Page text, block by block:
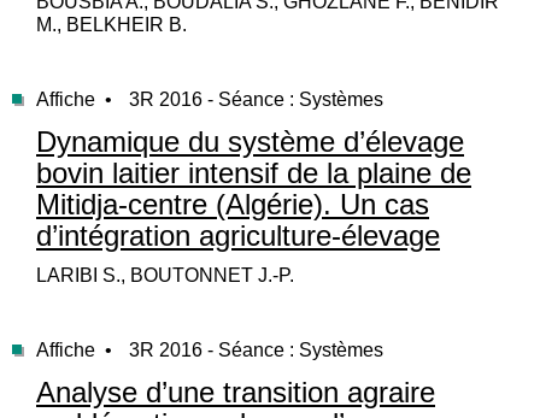
M., BELKHEIR B.
Affiche • 3R 2016 - Séance : Systèmes
Dynamique du système d’élevage
bovin laitier intensif de la plaine de
Mitidja-centre (Algérie). Un cas
d’intégration agriculture-élevage
LARIBI S., BOUTONNET J.-P.
Affiche • 3R 2016 - Séance : Systèmes
Analyse d’une transition agraire